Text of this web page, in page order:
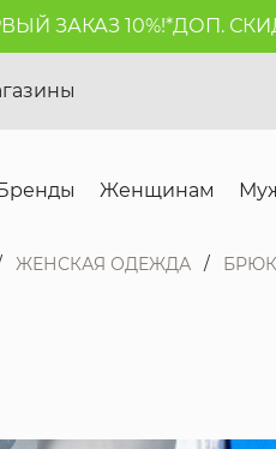
10%!*ДОП. СКИДКА
Женщинам
ЖЕНСКАЯ ОДЕЖДА